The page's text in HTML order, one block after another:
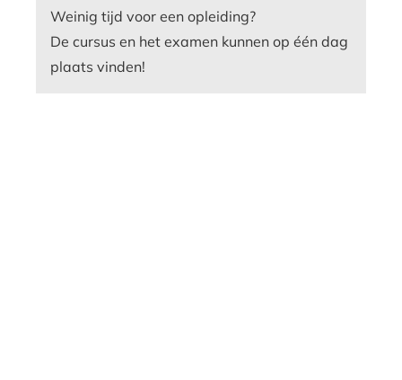
Weinig tijd voor een opleiding?
De cursus en het examen kunnen op één dag
plaats vinden!